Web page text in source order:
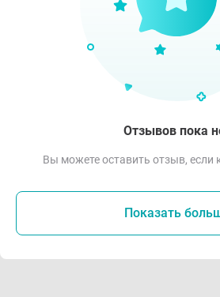
Отзывов пока
Вы можете оставить отзыв, если
Показать